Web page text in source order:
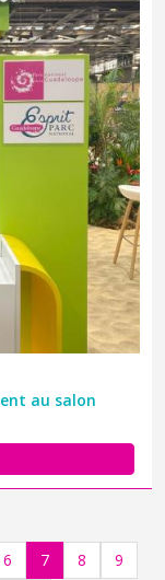
au salon
Page
6 Page
7 Page
8 Page
9